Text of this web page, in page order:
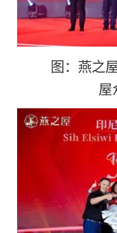
图：燕之
屋